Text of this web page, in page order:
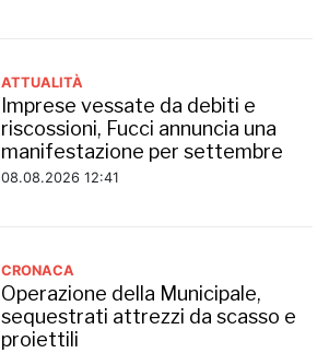
ATTUALITÀ
Imprese vessate da debiti e
riscossioni, Fucci annuncia una
manifestazione per settembre
08.08.2026 12:41
CRONACA
Operazione della Municipale,
sequestrati attrezzi da scasso e
proiettili